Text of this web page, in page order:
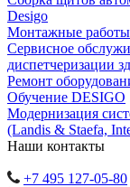
Desigo
Монтажные работы
Сервисное
диспетчеризации
Ремонт
Обучение DESIGO
Модернизация
(Landis & Staefa,
Наши контакты
+7 495 127-05-80